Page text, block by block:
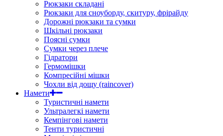
Рюкзаки складані
Рюкзаки для сноуборду, скитуру, фрірайду
Дорожні рюкзаки та сумки
Шкільні рюкзаки
Поясні сумки
Сумки через плече
Гідратори
Гермомішки
Компресійні мішки
Чохли від дощу (raincover)
Намети
Туристичні намети
Ультралегкі намети
Кемпінгові намети
Тенти туристичні